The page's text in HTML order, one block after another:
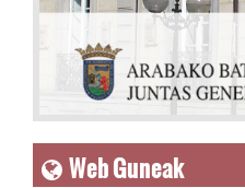
Web Guneak